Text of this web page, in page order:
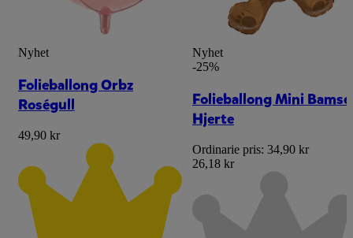
Nyhet
Folieballong Orbz
Roségull
49,90 kr
Nyhet
-25%
Folieballong Mini Bamse
Hjerte
Ordinarie pris: 34,90 kr
26,18 kr